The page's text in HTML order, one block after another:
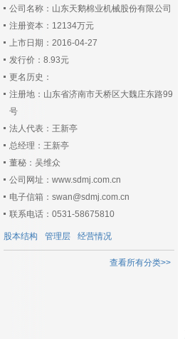
公司名称：山东天鹅棉业机械股份有限公司
注册资本：12134万元
上市日期：2016-04-27
发行价：8.93元
更名历史：
注册地：山东省济南市天桥区大魏庄东路99
号
法人代表：王新亭
总经理：王新亭
董秘：吴维众
公司网址：www.sdmj.com.cn
电子信箱：swan@sdmj.com.cn
联系电话：0531-58675810
股本结构 管理层 经营情况
查看所有分类>>